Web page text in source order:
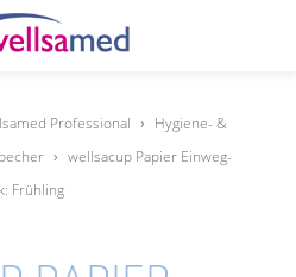
Professional › Hygiene- &
› wellsacup Papier Einweg-
Frühling